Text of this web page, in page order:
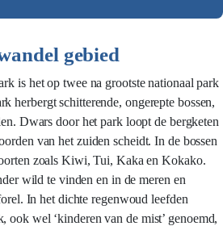
gebied
is het op twee na grootste nationaal park
herbergt schitterende, ongerepte bossen,
Dwars door het park loopt de bergketen
van het zuiden scheidt. In de bossen
zoals Kiwi, Tui, Kaka en Kokako.
wild te vinden en in de meren en
In het dichte regenwoud leefden
ook wel ‘kinderen van de mist’ genoemd,